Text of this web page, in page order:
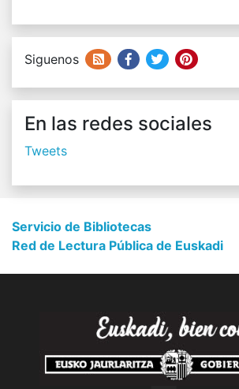
Siguenos
En las redes sociales
Tweets
Servicio de Bibliotecas
Red de Lectura Pública de Euskadi